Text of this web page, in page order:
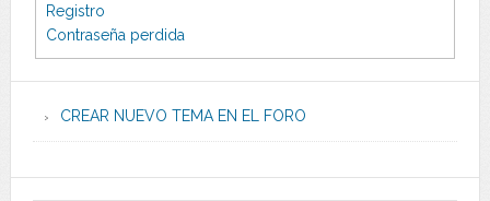
Registro
Contraseña perdida
CREAR NUEVO TEMA EN EL FORO